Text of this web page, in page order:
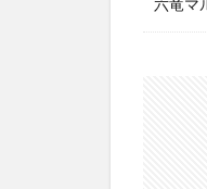
六竜マ